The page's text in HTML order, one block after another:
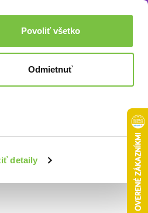
detaily
Povoliť všetko
Odmietnuť
0,00€
Akcie a zľavy